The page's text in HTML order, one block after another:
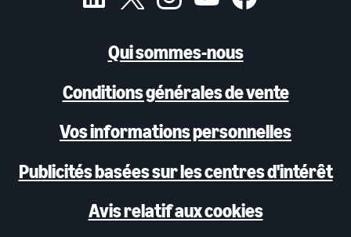
Qui sommes-nous
Conditions générales de vente
Vos informations personnelles
Publicités basées sur les centres d'intérêt
Avis relatif aux cookies